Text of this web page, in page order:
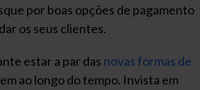
por boas opções de pagamento
os seus clientes.
estar a par das novas formas de
ao longo do tempo. Invista em